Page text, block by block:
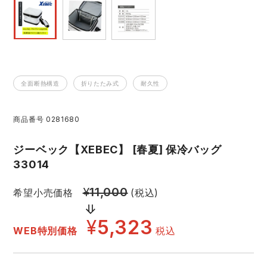
安全保護具
ヤッケ
作業用小物・アクセサリー
鞄・バッグ
つなぎ
ファン付き作業着・空調服
作業用ポロシャツランキング
作業用手袋ランキング
レインウェアランキング
TSDESIGN ランキング
アイトス ランキング
ジーベック ランキング
GUSH FORCE
GDジャパン カーシーカシマ
シンメン 日進ゴム
ムービンカット グラディエーター
自重堂
サーヴォ セロリー 大阪支店
運送・倉庫作業服
清掃・ビルメンテ作業服
夜間・高視認性安全服
全面断熱構造 折りたたみ式 耐久性
商品番号 0281680
ジーベック【XEBEC】 [春夏] 保冷バッグ
33014
希望小売価格 ¥11,000 (税込)
WEB特別価格 ¥5,323 税込